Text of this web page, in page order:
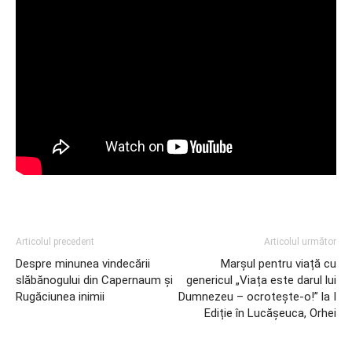
Articolul precedent
Despre minunea vindecării
slăbănogului din Capernaum și
Rugăciunea inimii
Articolul următor
Marșul pentru viață cu
genericul „Viața este darul lui
Dumnezeu – ocrotește-o!” la I
Ediție în Lucășeuca, Orhei